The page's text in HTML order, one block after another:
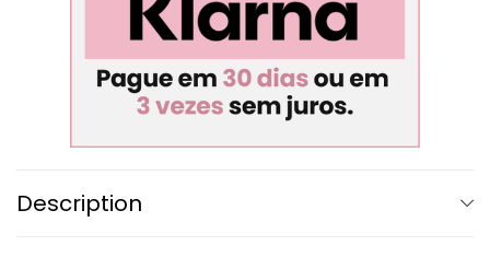
Description